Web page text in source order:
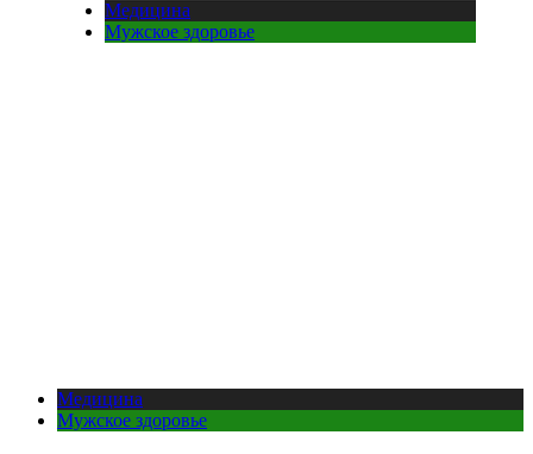
Медицина
Мужское здоровье
Медицина
Мужское здоровье